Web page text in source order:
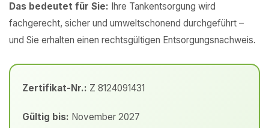
Das bedeutet für Sie: Ihre Tankentsorgung wird
fachgerecht, sicher und umweltschonend durchgeführt –
und Sie erhalten einen rechtsgültigen Entsorgungsnachweis.
Zertifikat-Nr.: Z 8124091431
Gültig bis: November 2027